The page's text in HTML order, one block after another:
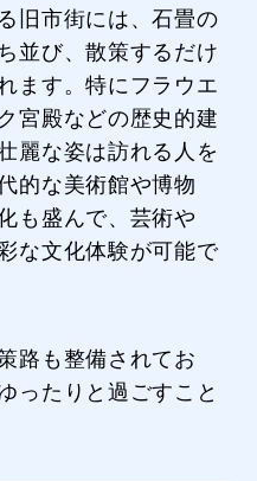
旧市街には、石畳の
並び、散策するだけ
ます。特にフラウエ
宮殿などの歴史的建
麗な姿は訪れる人を
的な美術館や博物
も盛んで、芸術や
な文化体験が可能で
路も整備されてお
ったりと過ごすこと